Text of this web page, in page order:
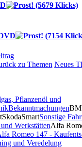
(5679 Klicks)
(7154
zu Themen Neues
Pflanzenöl und
Bekanntmachungen
SkodaSmartSonstige
WerkstättenAlfa
Romeo 147 -
und Veredelung